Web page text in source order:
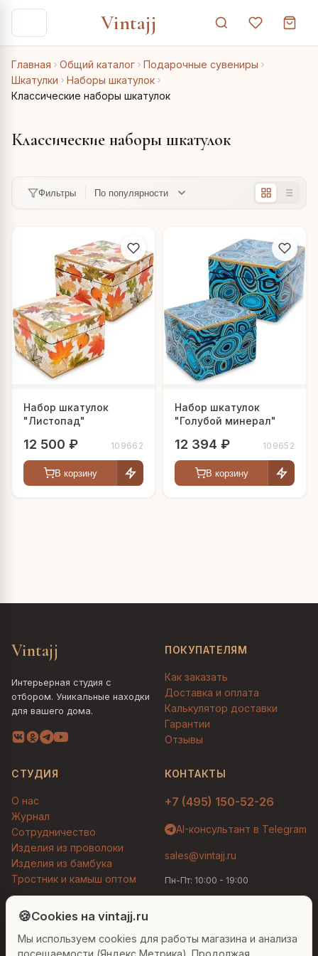
Vintajj
Главная Общий каталог
Подарочные сувениры
Шкатулки
Наборы шкатулок
Классические наборы шкатулок
Классические наборы шкатулок
Фильтры
Набор шкатулок
"Листопад"
12 500 ₽ 109662
В корзину
Набор шкатулок
"Голубой минерал"
12 394 ₽ 109652
В корзину
Vintajj
Интерьерная студия с
отбором. Уникальные находки
для вашего дома.
ПОКУПАТЕЛЯМ
Как заказать
Доставка и оплата
Калькулятор доставки
Гарантии
Отзывы
СТУДИЯ
О нас
Журнал
Сотрудничество
Изделия из проволоки
Изделия из бамбука
Тростник и камыш оптом
КОНТАКТЫ
+7 (495) 150-52-26
AI-консультант в Telegram
sales@vintajj.ru
Пн-Пт: 10:00 - 19:00
© 2026 Vintajj. Все права защищены.
Договор оферты
Политика конфиденциальности
🍪Cookies на vintajj.ru
Мы используем cookies для работы магазина и анализа
посещаемости (Яндекс Метрика). Продолжая
Людмила
Привет! Я Людмила, ваш персональный
консультант по декору. Чем могу помочь?